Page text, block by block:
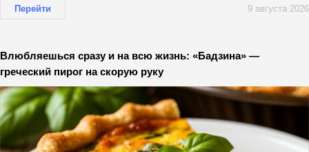
Перейти 9 августа 2026
Влюбляешься сразу и на всю жизнь: «Бадзина» —
греческий пирог на скорую руку